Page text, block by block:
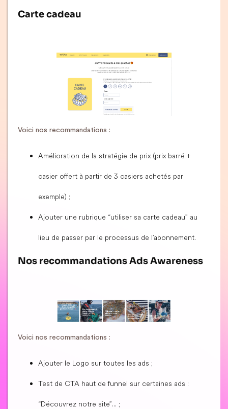
Carte cadeau
Voici nos recommandations :
Amélioration de la stratégie de prix (prix barré +
casier offert à partir de 3 casiers achetés par
exemple) ;
Ajouter une rubrique “utiliser sa carte cadeau” au
lieu de passer par le processus de l’abonnement.
Nos recommandations Ads Awareness
Voici nos recommandations :
Ajouter le Logo sur toutes les ads ;
Test de CTA haut de funnel sur certaines ads :
“Découvrez notre site”... ;